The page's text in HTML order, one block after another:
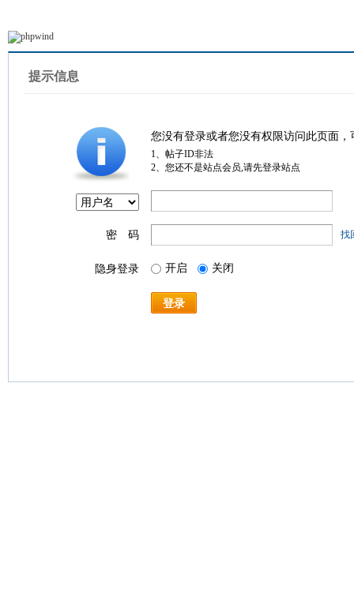
提示信息
您没有登录或者您没有权限访问此页面
1、帖子ID非法
2、您还不是站点会员,请先登录站点
密 码 找
隐身登录 开启 关闭
登录